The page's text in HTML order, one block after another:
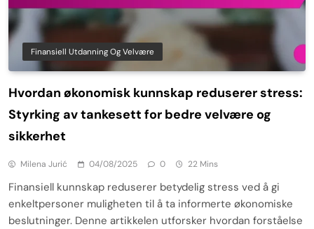
Finansiell Utdanning Og Velvære
Hvordan økonomisk kunnskap reduserer stress:
Styrking av tankesett for bedre velvære og
sikkerhet
Milena Jurić 04/08/2025 0 22 Mins
Finansiell kunnskap reduserer betydelig stress ved å gi
enkeltpersoner muligheten til å ta informerte økonomiske
beslutninger. Denne artikkelen utforsker hvordan forståelse